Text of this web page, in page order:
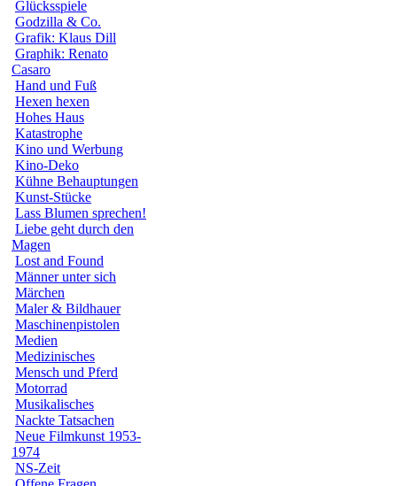
Glücksspiele
Godzilla & Co.
Grafik: Klaus Dill
Graphik: Renato
Casaro
Hand und Fuß
Hexen hexen
Hohes Haus
Katastrophe
Kino und Werbung
Kino-Deko
Kühne Behauptungen
Kunst-Stücke
Lass Blumen sprechen!
Liebe geht durch den
Magen
Lost and Found
Männer unter sich
Märchen
Maler & Bildhauer
Maschinenpistolen
Medien
Medizinisches
Mensch und Pferd
Motorrad
Musikalisches
Nackte Tatsachen
Neue Filmkunst 1953-
1974
NS-Zeit